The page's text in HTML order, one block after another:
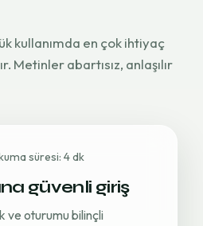
kullanımda en çok ihtiyaç
Metinler abartısız, anlaşılır
süresi: 4 dk
güvenli giriş
ve oturumu bilinçli